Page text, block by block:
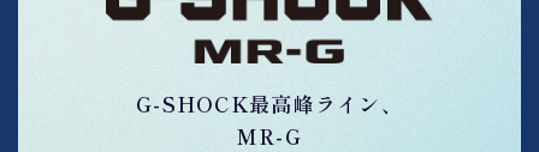
G-SHOCK最高峰ライン、
MR-G